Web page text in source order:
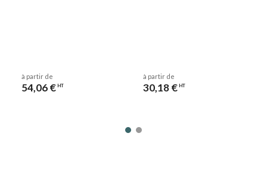
à partir de
54,06 € HT
à partir de
30,18 € HT